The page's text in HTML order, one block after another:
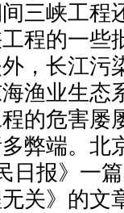
三峡工程
程的一些
，长江污
渔业生态
的危害屡
弊端。北
日报》一
关》的文